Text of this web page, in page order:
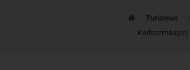
Kezdőoldal
Turizmus